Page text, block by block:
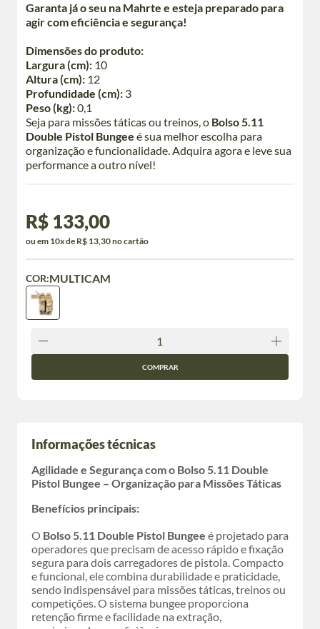
Garanta já o seu na Mahrte e esteja preparado para
agir com eficiência e segurança!
Dimensões do produto:
Largura (cm): 10
Altura (cm): 12
Profundidade (cm): 3
Peso (kg):0,1
Seja para missões táticas ou treinos, o Bolso 5.11
Double Pistol Bungee é sua melhor escolha para
organização e funcionalidade. Adquira agora e leve sua
performance a outro nível!
R$ 133,00
ou em 10x de R$ 13,30 no cartão
COR:MULTICAM
COMPRAR
Informações técnicas
Agilidade e Segurança com o Bolso 5.11 Double
Pistol Bungee – Organização para Missões Táticas
Benefícios principais:
O Bolso 5.11 Double Pistol Bungee é projetado para
operadores que precisam de acesso rápido e fixação
segura para dois carregadores de pistola. Compacto
e funcional, ele combina durabilidade e praticidade,
sendo indispensável para missões táticas, treinos ou
competições. O sistema bungee proporciona
retenção firme e facilidade na extração,